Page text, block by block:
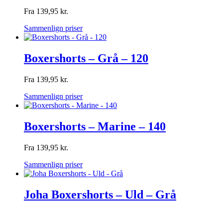
Fra 139,95 kr.
Sammenlign priser
Boxershorts – Grå – 120
Fra 139,95 kr.
Sammenlign priser
Boxershorts – Marine – 140
Fra 139,95 kr.
Sammenlign priser
Joha Boxershorts – Uld – Grå